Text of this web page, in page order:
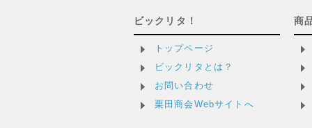
ビックリタ！
トップページ
ビックリタとは？
お問い合わせ
栗田商会Webサイトへ
商